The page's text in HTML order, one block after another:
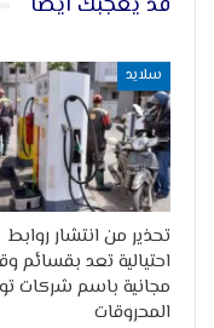
سلايد
تحذير من انتشار روابط
احتيالية تعد بقسائم
مجانية باسم شركات
المحروقات